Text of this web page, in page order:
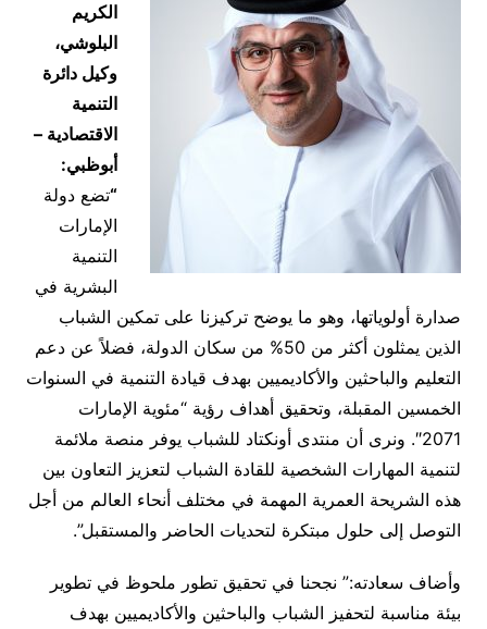
الكريم
البلوشي،
وكيل دائرة
التنمية
الاقتصادية –
أبوظبي:
“تضع دولة
الإمارات
التنمية
البشرية في
صدارة أولوياتها، وهو ما يوضح تركيزنا على تمكين الشباب
الذين يمثلون أكثر من 50% من سكان الدولة، فضلاً عن دعم
التعليم والباحثين والأكاديميين بهدف قيادة التنمية في السنوات
الخمسين المقبلة، وتحقيق أهداف رؤية “مئوية الإمارات
2071″. ونرى أن منتدى أونكتاد للشباب يوفر منصة ملائمة
لتنمية المهارات الشخصية للقادة الشباب لتعزيز التعاون بين
هذه الشريحة العمرية المهمة في مختلف أنحاء العالم من أجل
التوصل إلى حلول مبتكرة لتحديات الحاضر والمستقبل”.
وأضاف سعادته:” نجحنا في تحقيق تطور ملحوظ في تطوير
بيئة مناسبة لتحفيز الشباب والباحثين والأكاديميين بهدف